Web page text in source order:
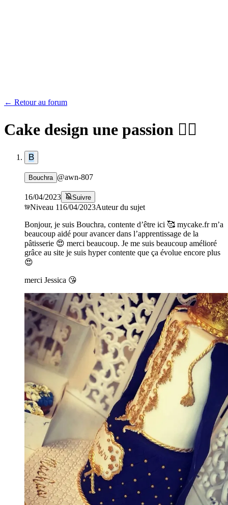
← Retour au forum
Cake design une passion ❤️‍🔥
B
Bouchra @awn-807
16/04/2023 Suivre
Niveau 116/04/2023Auteur du sujet
Bonjour, je suis Bouchra, contente d’être ici 🥰 mycake.fr m’a
beaucoup aidé pour avancer dans l’apprentissage de la
pâtisserie 😍 merci beaucoup. Je me suis beaucoup amélioré
grâce au site je suis hyper contente que ça évolue encore plus
😍
merci Jessica 😘